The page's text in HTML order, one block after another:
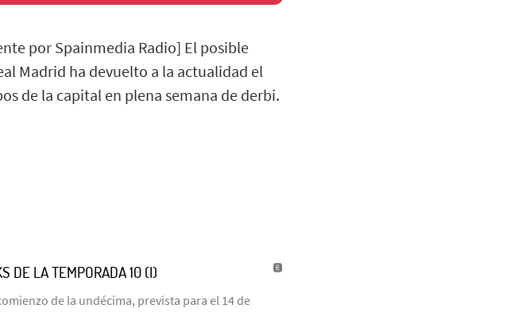
por Spainmedia Radio] El posible
Madrid ha devuelto a la actualidad el
de la capital en plena semana de derbi.
DE LA TEMPORADA 10 (I)
de la undécima, prevista para el 14 de